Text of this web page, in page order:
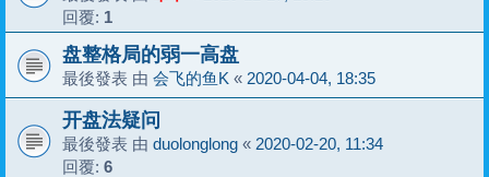
回覆: 1
盘整格局的弱一高盘
最後發表 由 会飞的鱼K « 2020-04-04, 18:35
开盘法疑问
最後發表 由 duolonglong « 2020-02-20, 11:34
回覆: 6